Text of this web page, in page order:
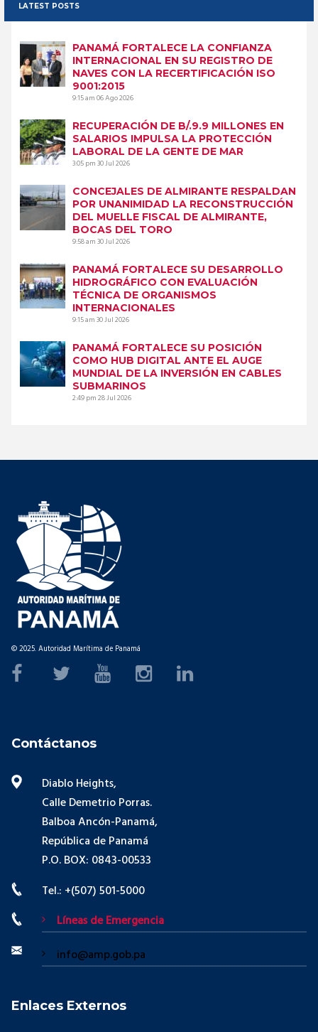
LATEST POSTS
PANAMÁ FORTALECE LA CONFIANZA
INTERNACIONAL EN SU REGISTRO DE
NAVES CON LA RECERTIFICACIÓN ISO
9001:2015
9:15 am06 Ago 2026
RECUPERACIÓN DE B/.9.9 MILLONES EN
SALARIOS IMPULSA LA PROTECCIÓN
LABORAL DE LA GENTE DE MAR
3:05 pm30 Jul 2026
CONCEJALES DE ALMIRANTE RESPALDAN
POR UNANIMIDAD LA RECONSTRUCCIÓN
DEL MUELLE FISCAL DE ALMIRANTE,
BOCAS DEL TORO
9:58 am30 Jul 2026
PANAMÁ FORTALECE SU DESARROLLO
HIDROGRÁFICO CON EVALUACIÓN
TÉCNICA DE ORGANISMOS
INTERNACIONALES
9:15 am30 Jul 2026
PANAMÁ FORTALECE SU POSICIÓN
COMO HUB DIGITAL ANTE EL AUGE
MUNDIAL DE LA INVERSIÓN EN CABLES
SUBMARINOS
2:49 pm28 Jul 2026
© 2025. Autoridad Marítima de Panamá
Contáctanos
Diablo Heights,
Calle Demetrio Porras.
Balboa Ancón-Panamá,
República de Panamá
P.O. BOX: 0843-00533
Tel.: +(507) 501-5000
Líneas de Emergencia
info@amp.gob.pa
Enlaces Externos